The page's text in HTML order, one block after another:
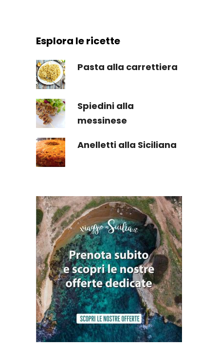
Esplora le ricette
Pasta alla carrettiera
Spiedini alla
messinese
Anelletti alla Siciliana